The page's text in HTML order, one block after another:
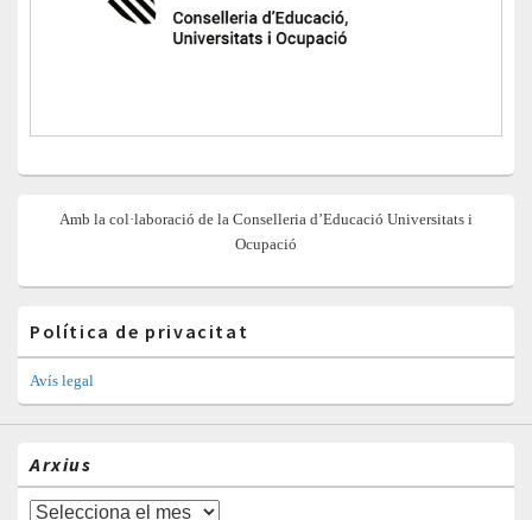
Amb la col·laboració de la Conselleria d’Educació Universitats i
Ocupació
Política de privacitat
Avís legal
Arxius
Arxius